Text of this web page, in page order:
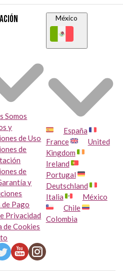
Somos
y
de Uso
de
de
y
de Pago
Privacidad
de Cookies
México
España
France
United
Kingdom
Ireland
Portugal
Deutschland
Italia
México
Chile
Colombia